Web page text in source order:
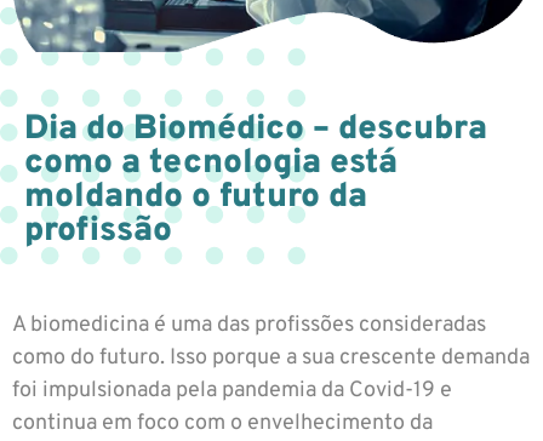
Dia do Biomédico – descubra
como a tecnologia está
moldando o futuro da
profissão
A biomedicina é uma das profissões consideradas
como do futuro. Isso porque a sua crescente demanda
foi impulsionada pela pandemia da Covid-19 e
continua em foco com o envelhecimento da